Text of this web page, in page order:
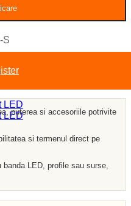
S
puterea si accesoriile potrivite
si termenul direct pe
LED, profile sau surse,